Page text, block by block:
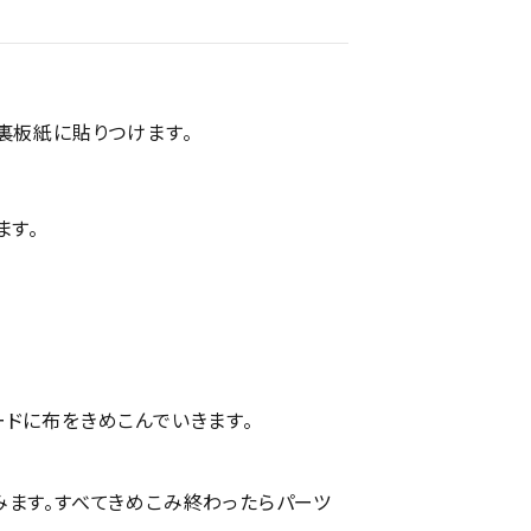
板紙に貼りつけます。
。
に布をきめこんでいきます。
す。すべてきめこみ終わったらパーツ